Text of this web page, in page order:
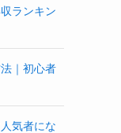
ランキン
｜初心者
気者にな